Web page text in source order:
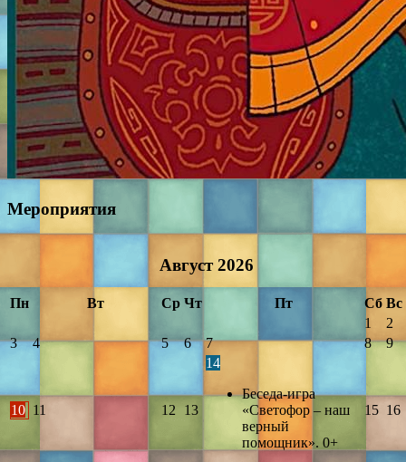
Мероприятия
Август 2026
Пн Вт Ср Чт Пт Сб Вс
1
2
3
4 5 6 7 8 9
10 11 12 13
14
Беседа-игра
«Светофор – наш
верный
помощник». 0+
15 16